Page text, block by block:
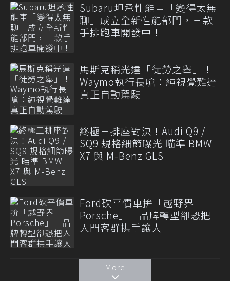
Subaru坦承性能車「變得太無
聊」成立全新性能部門，三款
手排跑車開發中！
馬斯克稱光達「徒勞之舉」！
Waymo執行長嗆：純視覺難達
真正自動駕駛
終極三排座對決！Audi Q9 /
SQ9 規格細節曝光 瞄準 BMW
X7 與 M-Benz GLS
Ford砍平價車拚「越野界
Porsche」 品牌轉型卻恐把
入門客群拱手讓人
More